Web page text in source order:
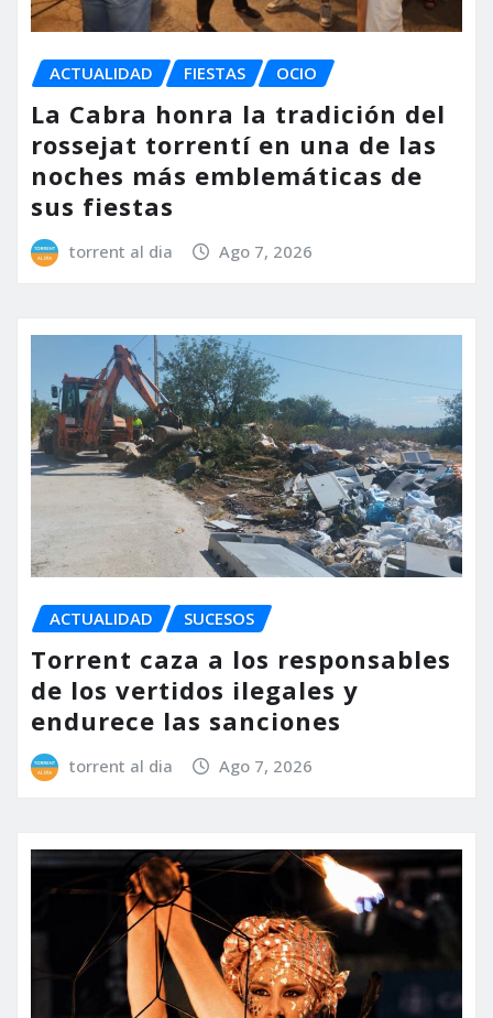
ACTUALIDAD FIESTAS OCIO
La Cabra honra la tradición del
rossejat torrentí en una de las
noches más emblemáticas de
sus fiestas
torrent al dia Ago 7, 2026
ACTUALIDAD SUCESOS
Torrent caza a los responsables
de los vertidos ilegales y
endurece las sanciones
torrent al dia Ago 7, 2026